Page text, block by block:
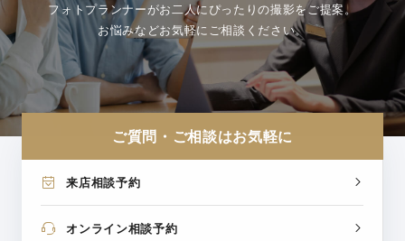
フォトプランナーがお二人にぴったりの撮影をご提案。
お悩みなどお気軽にご相談ください。
ご質問・ご相談はお気軽に
来店相談予約
オンライン相談予約